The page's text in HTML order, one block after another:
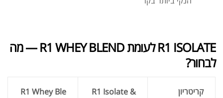
R1 ISOLATE לעומת R1 WHEY BLEND — מה
לבחור?
קריטריון
R1 Isolate &
R1 Whey Ble